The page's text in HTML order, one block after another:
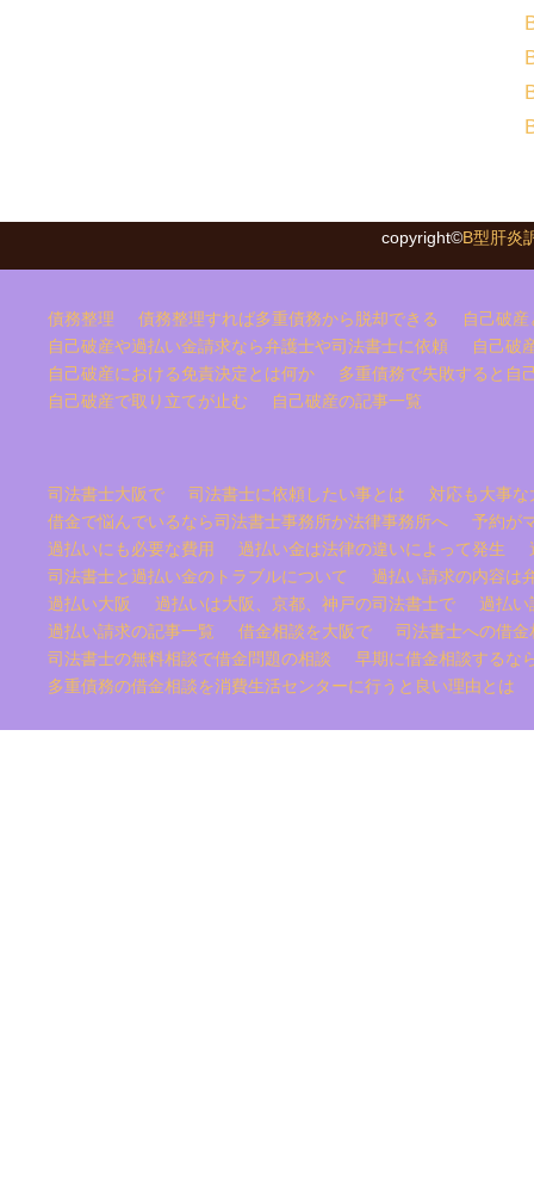
copyright©B型肝炎
債務整理 債務整理すれば多重債務から脱却できる
自己破
自己破産や過払い金請求なら弁護士や司法書士に依頼
自己破
自己破産における免責決定とは何か
多重債務で失敗すると自
自己破産で取り立てが止む
自己破産の記事一覧
司法書士大阪で 司法書士に依頼したい事とは
対応も大事
借金で悩んでいるなら司法書士事務所か法律事務所へ
予約が
過払いにも必要な費用
過払い金は法律の違いによって発生
司法書士と過払い金のトラブルについて
過払い請求の内容は
過払い大阪
過払いは大阪、京都、神戸の司法書士で
過払い
過払い請求の記事一覧
借金相談を大阪で
司法書士への借
司法書士の無料相談で借金問題の相談
早期に借金相談するな
多重債務の借金相談を消費生活センターに行うと良い理由とは